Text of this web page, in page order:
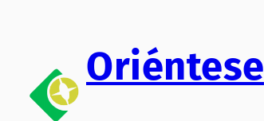
contenido
Oriéntese